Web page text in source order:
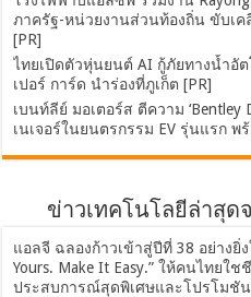
ภาครัฐ-หน่วยงานส่วนท้องถิ่น ขับเค
[PR]
ไทยเปิดตัวหุ่นยนต์ AI กู้ภัยทางน้ำอั
เปอร์ การ์ด นำร่องที่ภูเก็ต [PR]
เบนท์ลีย์ มอเตอร์ส ตีความ ‘Bentley
เนเจอร์ในยนตรกรรม EV รุ่นแรก พ
ข่าวเทคโนโลยีล่าสุดจา
แอลจี ฉลองก้าวเข้าสู่ปีที่ 38 อย่างยิ่
Yours. Make It Easy.” ให้คนไทยใ
ประสบการณ์สุดพิเศษและโปรโมชั